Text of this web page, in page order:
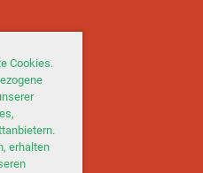
Cookies.
erhalten